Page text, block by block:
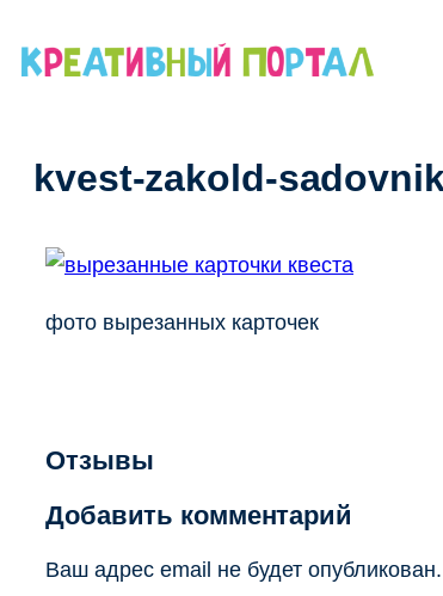
kvest-zakold-
фото вырезанных карточек
Отзывы
Добавить комментарий
Ваш адрес email не будет опубликован.